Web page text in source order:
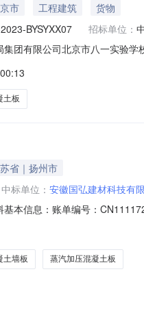
市 工程建筑
货物
BYSYXX07 招标单位：
集团有限公司北京市八一实验
门采购进行公开竞争性谈判。2.
质优
土板
省｜扬州市
中标单位： 安徽国弘建材科技有
基本信息：账单编号：
入资格——《安徽省新型墙体材
蒸
土墙板 蒸汽加压混凝土板